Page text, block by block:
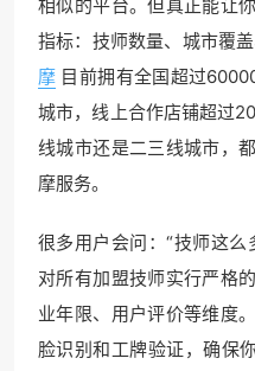
相似的平台。但真正能让
指标：技师数量、城市覆
摩 目前拥有全国超过
城市，线上合作店铺超过
线城市还是二三线城市，
摩服务。
很多用户会问：“技师这
对所有加盟技师实行严格
业年限、用户评价等维度
脸识别和工牌验证，确保